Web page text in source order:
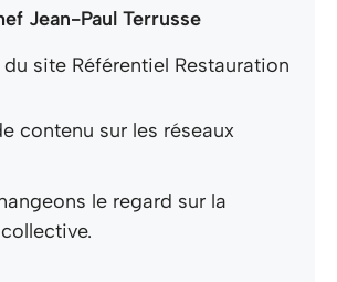
Jean-Paul Terrusse
site Référentiel Restauration
contenu sur les réseaux
le regard sur la